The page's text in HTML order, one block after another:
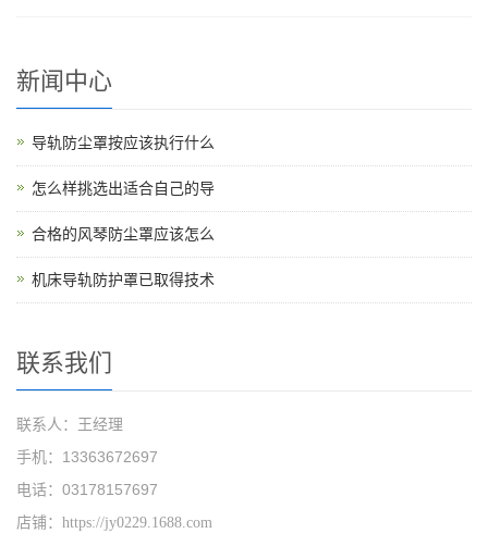
新闻中心
导轨防尘罩按应该执行什么
怎么样挑选出适合自己的导
合格的风琴防尘罩应该怎么
机床导轨防护罩已取得技术
联系我们
联系人：王经理
手机：13363672697
电话：03178157697
店铺： https://jy0229.1688.com